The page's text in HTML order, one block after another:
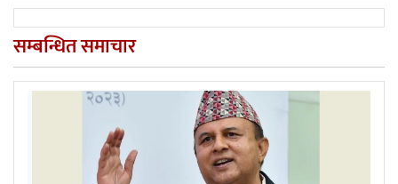
सम्बन्धित समाचार